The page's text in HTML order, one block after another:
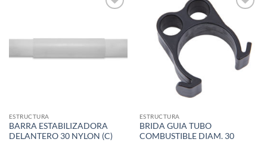
ESTRUCTURA
BARRA ESTABILIZADORA
DELANTERO 30 NYLON (C)
wishlist
ESTRUCTURA
BRIDA GUIA TUBO
COMBUSTIBLE DIAM. 30